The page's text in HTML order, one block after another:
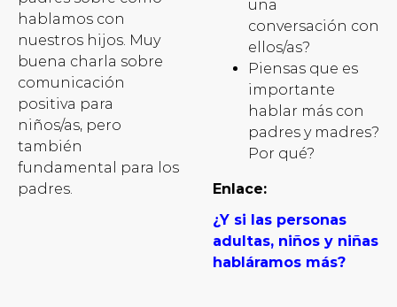
hablamos con
nuestros hijos. Muy
buena charla sobre
comunicación
positiva para
niños/as, pero
también
fundamental para los
padres.
una
conversación con
ellos/as?
Piensas que es
importante
hablar más con
padres y madres?
Por qué?
Enlace:
¿Y si las personas
adultas, niños y niñas
habláramos más?